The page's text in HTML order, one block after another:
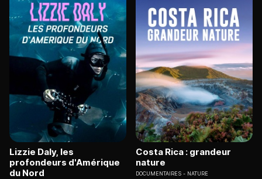
Lizzie Daly, les
profondeurs d'Amérique
du Nord
Costa Rica : grandeur
nature
DOCUMENTAIRES NATURE